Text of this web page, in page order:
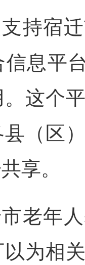
持宿
息平
这个
（区
享。
老年
为相